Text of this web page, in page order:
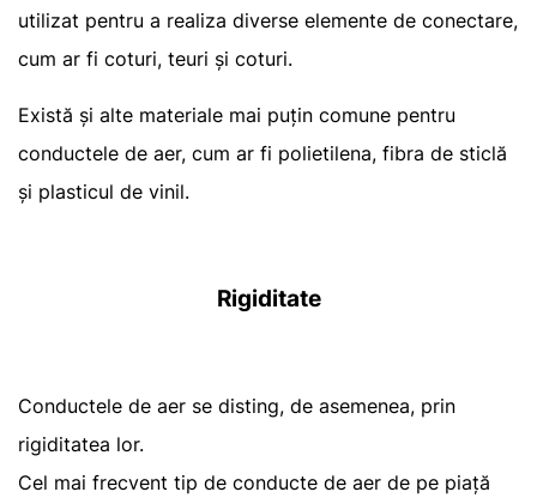
utilizat pentru a realiza diverse elemente de conectare,
cum ar fi coturi, teuri și coturi.
Există și alte materiale mai puțin comune pentru
conductele de aer, cum ar fi polietilena, fibra de sticlă
și plasticul de vinil.
Rigiditate
Conductele de aer se disting, de asemenea, prin
rigiditatea lor.
Cel mai frecvent tip de conducte de aer de pe piață